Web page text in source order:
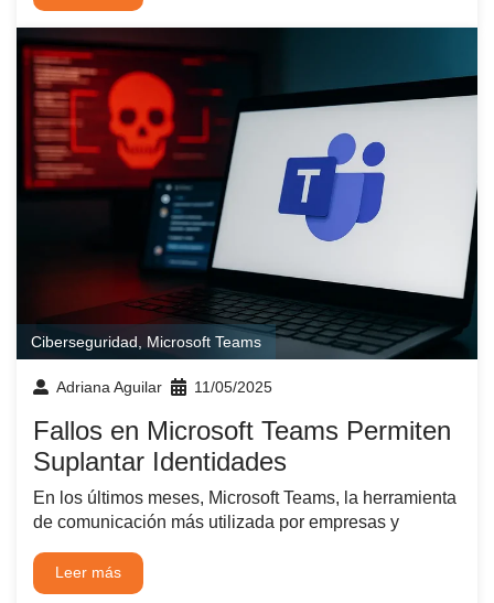
Ciberseguridad Microsoft Teams
Adriana Aguilar 11/05/2025
Fallos en Microsoft Teams Permiten
Suplantar Identidades
En los últimos meses, Microsoft Teams, la herramienta
de comunicación más utilizada por empresas y
Leer más